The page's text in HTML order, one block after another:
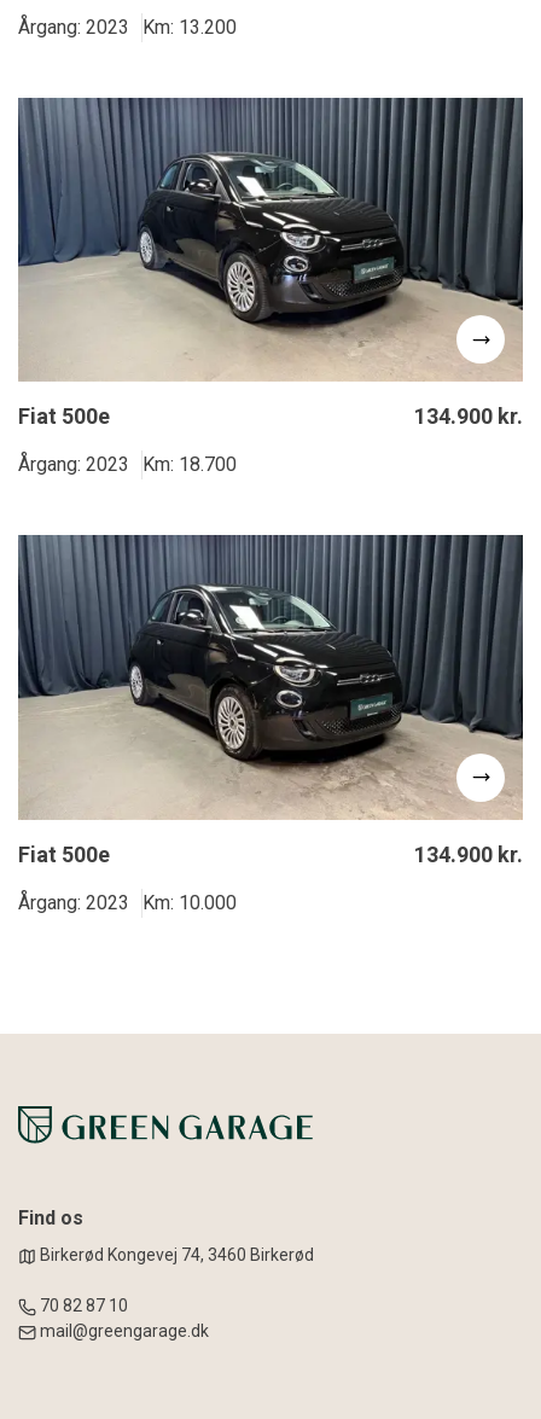
Årgang: 2023 Km: 13.200
Fiat 500e 134.900 kr.
Årgang: 2023 Km: 18.700
Fiat 500e 134.900 kr.
Årgang: 2023 Km: 10.000
Find os
Birkerød Kongevej 74, 3460 Birkerød
70 82 87 10
mail@greengarage.dk